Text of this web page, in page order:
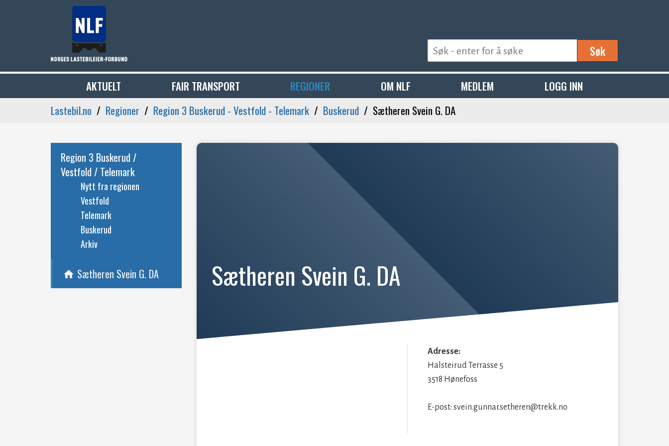
Søk
AKTUELT FAIR TRANSPORT REGIONER OM NLF MEDLEM
LOGG INN
Lastebil.no
Regioner Region 3 Buskerud - Vestfold - Telemark Buskerud Sætheren Svein G. DA
Region 3 Buskerud /
Vestfold / Telemark
Nytt fra regionen
Vestfold
Telemark
Buskerud
Arkiv
home Sætheren Svein G. DA Sætheren Svein G. DA
Adresse:
Halsteirud Terrasse 5
3518 Hønefoss
E-post: svein.gunnar.setheren@trekk.no